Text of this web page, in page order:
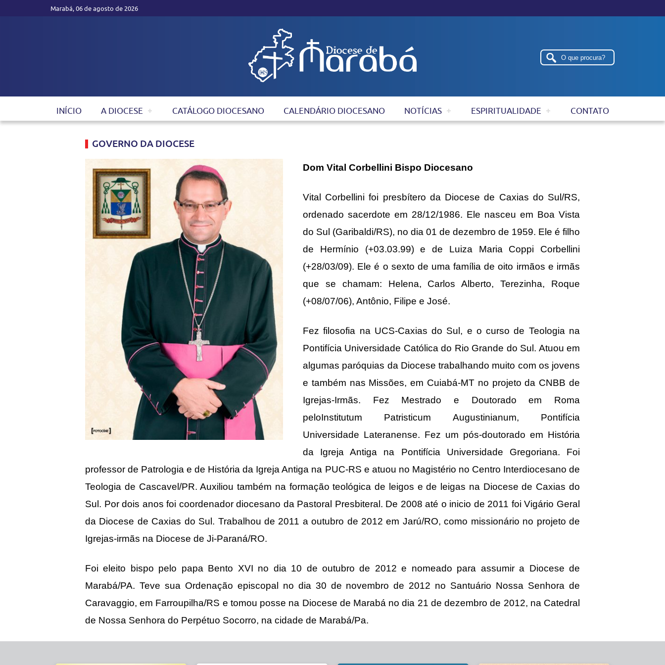
Marabá, 06 de agosto de 2026
INÍCIO A DIOCESE CATÁLOGO DIOCESANO CALENDÁRIO DIOCESANO NOTÍCIAS ESPIRITUALIDADE CONTATO
GOVERNO DA DIOCESE
Dom Vital Corbellini Bispo Diocesano
Vital Corbellini foi presbítero da Diocese de Caxias do Sul/RS,
ordenado sacerdote em 28/12/1986. Ele nasceu em Boa Vista
do Sul (Garibaldi/RS), no dia 01 de dezembro de 1959. Ele é filho
de Hermínio (+03.03.99) e de Luiza Maria Coppi Corbellini
(+28/03/09). Ele é o sexto de uma família de oito irmãos e irmãs
que se chamam: Helena, Carlos Alberto, Terezinha, Roque
(+08/07/06), Antônio, Filipe e José.
Fez filosofia na UCS-Caxias do Sul, e o curso de Teologia na
Pontifícia Universidade Católica do Rio Grande do Sul. Atuou em
algumas paróquias da Diocese trabalhando muito com os jovens
e também nas Missões, em Cuiabá-MT no projeto da CNBB de
Igrejas-Irmãs. Fez Mestrado e Doutorado em Roma
peloInstitutum Patristicum Augustinianum, Pontifícia
Universidade Lateranense. Fez um pós-doutorado em História
da Igreja Antiga na Pontifícia Universidade Gregoriana. Foi
professor de Patrologia e de História da Igreja Antiga na PUC-RS e atuou no Magistério no Centro Interdiocesano de
Teologia de Cascavel/PR. Auxiliou também na formação teológica de leigos e de leigas na Diocese de Caxias do
Sul. Por dois anos foi coordenador diocesano da Pastoral Presbiteral. De 2008 até o inicio de 2011 foi Vigário Geral
da Diocese de Caxias do Sul. Trabalhou de 2011 a outubro de 2012 em Jarú/RO, como missionário no projeto de
Igrejas-irmãs na Diocese de Ji-Paraná/RO.
Foi eleito bispo pelo papa Bento XVI no dia 10 de outubro de 2012 e nomeado para assumir a Diocese de
Marabá/PA. Teve sua Ordenação episcopal no dia 30 de novembro de 2012 no Santuário Nossa Senhora de
Caravaggio, em Farroupilha/RS e tomou posse na Diocese de Marabá no dia 21 de dezembro de 2012, na Catedral
de Nossa Senhora do Perpétuo Socorro, na cidade de Marabá/Pa.